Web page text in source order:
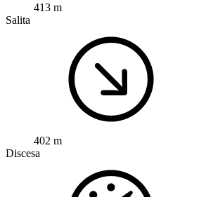
413 m
Salita
402 m
Discesa